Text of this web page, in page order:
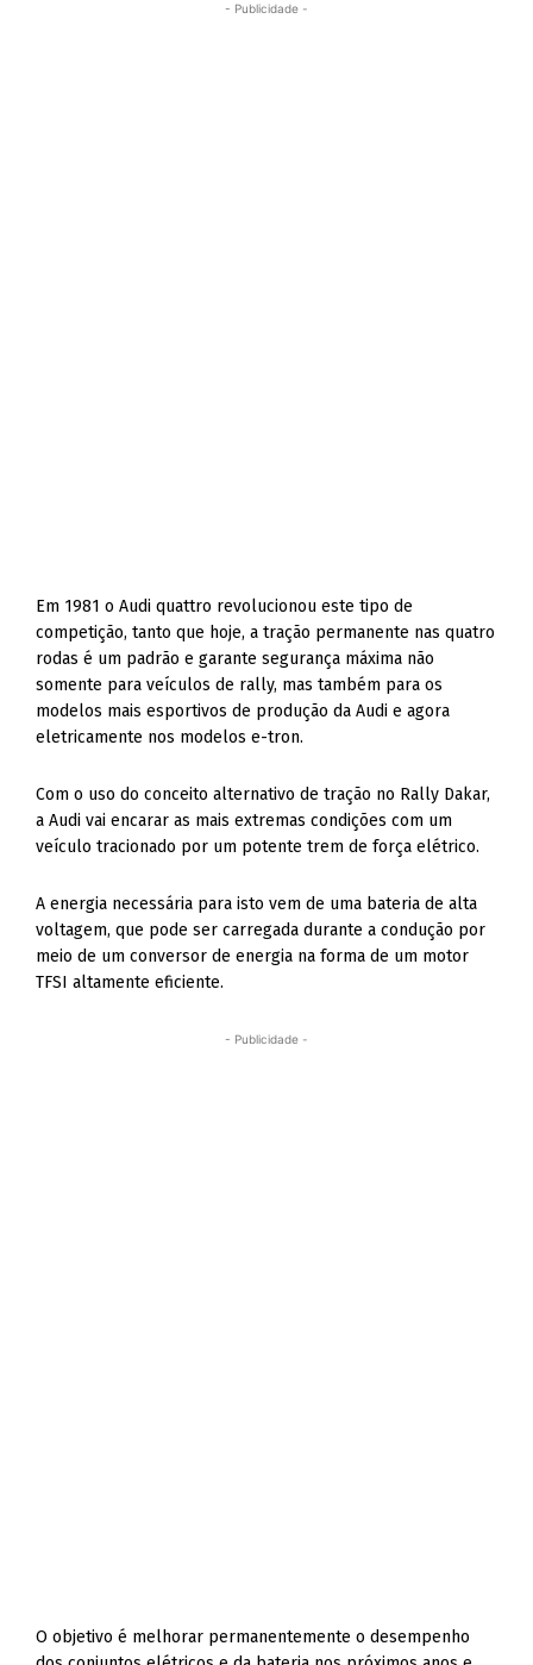
- Publicidade -
Em 1981 o Audi quattro revolucionou este tipo de
competição, tanto que hoje, a tração permanente nas quatro
rodas é um padrão e garante segurança máxima não
somente para veículos de rally, mas também para os
modelos mais esportivos de produção da Audi e agora
eletricamente nos modelos e-tron.
Com o uso do conceito alternativo de tração no Rally Dakar,
a Audi vai encarar as mais extremas condições com um
veículo tracionado por um potente trem de força elétrico.
A energia necessária para isto vem de uma bateria de alta
voltagem, que pode ser carregada durante a condução por
meio de um conversor de energia na forma de um motor
TFSI altamente eficiente.
- Publicidade -
O objetivo é melhorar permanentemente o desempenho